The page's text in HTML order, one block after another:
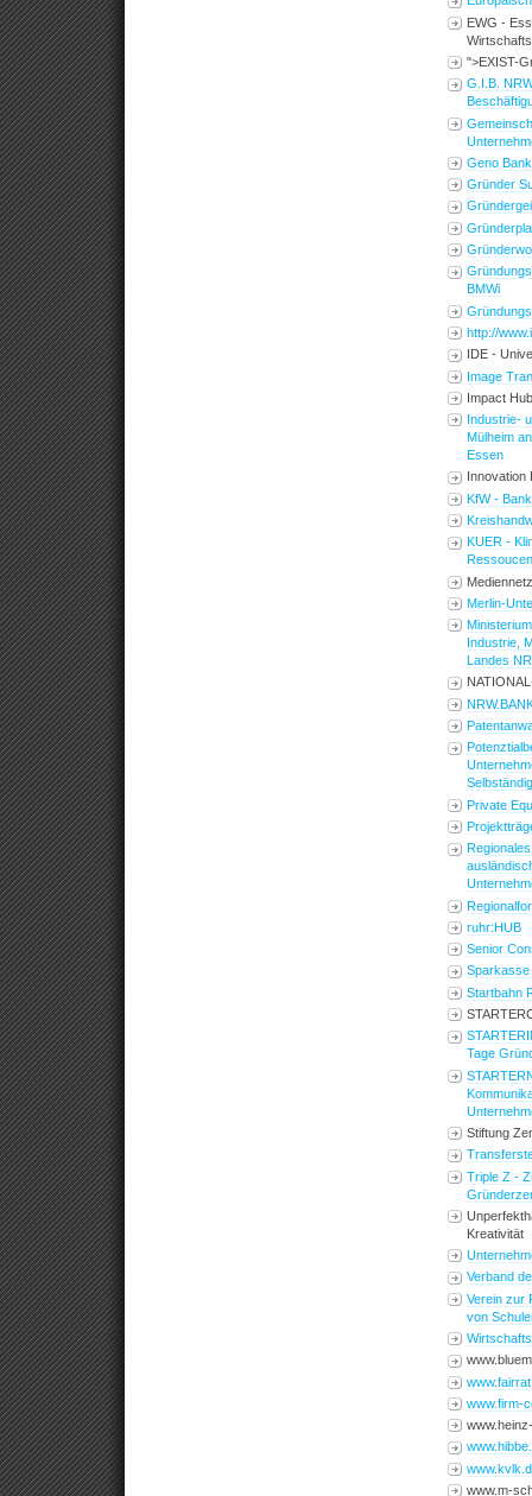
EWG -
">EXIST-
G.I.B.
Geno
Gründer
BMWi
http://
IDE -
Image
Impact
Industrie-
Mülheim
Essen
Innovation
KfW -
KUER -
Merlin-
Industrie,
Landes
Private
ruhr:HUB
Senior
Startbahn
Tage
Stiftung
Triple Z -
Kreativität
Verband
Verein zur
von
www.firm-
www.m-